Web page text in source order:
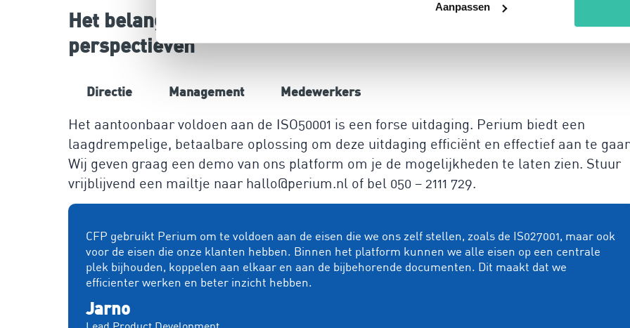
Aanpassen
Het belang van risicomanagement vanuit verschillende
perspectieven
Directie Management Medewerkers
Het aantoonbaar voldoen aan de ISO50001 is een forse uitdaging. Perium biedt een
laagdrempelige, betaalbare oplossing om deze uitdaging efficiënt en effectief aan te
Wij geven graag een demo van ons platform om je de mogelijkheden te laten zien. Stuur
vrijblijvend een mailtje naar hallo@perium.nl of bel 050 – 2111 729.
CFP gebruikt Perium om te voldoen aan de eisen die we ons zelf stellen, zoals de IS027001, maar ook
voor de eisen die onze klanten hebben. Binnen het platform kunnen we alle eisen op een centrale
plek bijhouden, koppelen aan elkaar en aan de bijbehorende documenten. Dit maakt dat we
efficienter werken en beter inzicht hebben.
Jarno